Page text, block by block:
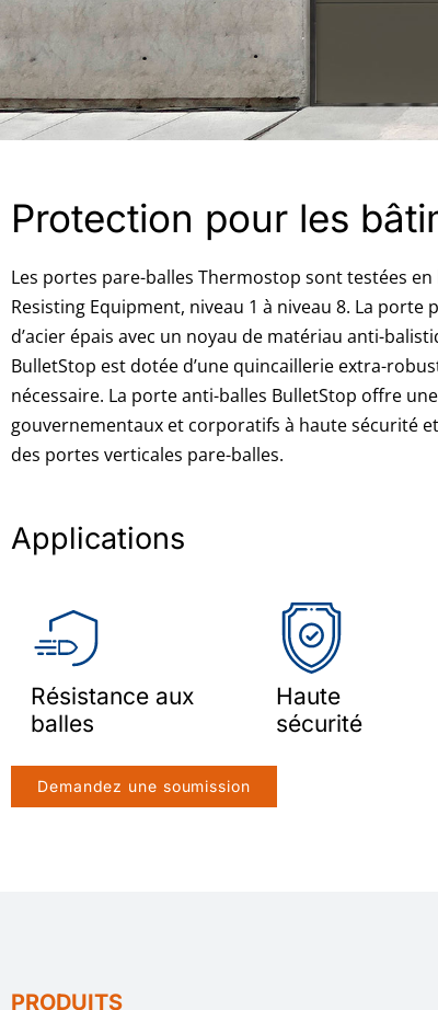
Protection pour les
Les portes pare-balles Thermostop sont testées
Resisting Equipment, niveau 1 à niveau 8. La
d’acier épais avec un noyau de matériau anti-
BulletStop est dotée d’une quincaillerie extra-
nécessaire. La porte anti-balles BulletStop offre
gouvernementaux et corporatifs à haute sécurité
des portes verticales pare-balles.
Applications
Résistance aux
balles
Haute
sécurité
Demandez une soumission
PRODUITS